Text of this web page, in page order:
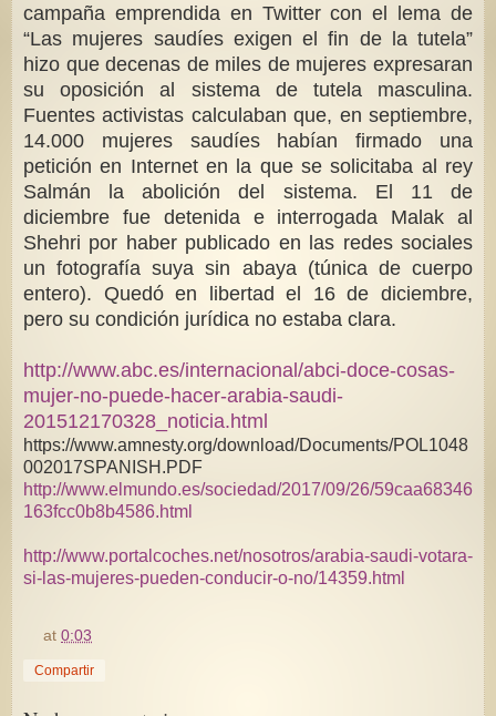
campaña emprendida en Twitter con el lema de
“Las mujeres saudíes exigen el fin de la tutela”
hizo que decenas de miles de mujeres expresaran
su oposición al sistema de tutela masculina.
Fuentes activistas calculaban que, en septiembre,
14.000 mujeres saudíes habían firmado una
petición en Internet en la que se solicitaba al rey
Salmán la abolición del sistema. El 11 de
diciembre fue detenida e interrogada Malak al
Shehri por haber publicado en las redes sociales
un fotografía suya sin abaya (túnica de cuerpo
entero). Quedó en libertad el 16 de diciembre,
pero su condición jurídica no estaba clara.
http://www.abc.es/internacional/abci-doce-cosas-
mujer-no-puede-hacer-arabia-saudi-
201512170328_noticia.html
https://www.amnesty.org/download/Documents/POL1048
002017SPANISH.PDF
http://www.elmundo.es/sociedad/2017/09/26/59caa68346
163fcc0b8b4586.html
http://www.portalcoches.net/nosotros/arabia-saudi-votara-
si-las-mujeres-pueden-conducir-o-no/14359.html
at0:03
Compartir